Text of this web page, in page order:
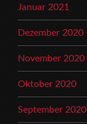
Januar 2021
Dezember 2020
November 2020
Oktober 2020
September 2020